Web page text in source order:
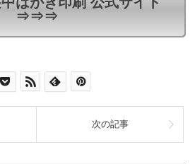
⇒⇒⇒
次の記事